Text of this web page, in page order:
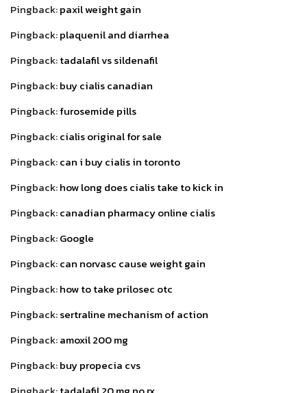
Pingback:paxil weight gain
Pingback:plaquenil and diarrhea
Pingback:tadalafil vs sildenafil
Pingback:buy cialis canadian
Pingback:furosemide pills
Pingback:cialis original for sale
Pingback:can i buy cialis in toronto
Pingback:how long does cialis take to kick in
Pingback:canadian pharmacy online cialis
Pingback:Google
Pingback:can norvasc cause weight gain
Pingback:how to take prilosec otc
Pingback:sertraline mechanism of action
Pingback:amoxil 200 mg
Pingback:buy propecia cvs